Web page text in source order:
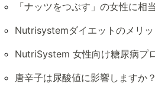
「ナッツをつぶす」の女性に相
Nutrisystemダイエットのメリッ
NutriSystem 女性向け糖尿病プ
唐辛子は尿酸値に影響しますか？